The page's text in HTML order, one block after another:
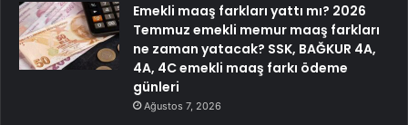
Emekli maaş farkları yattı mı? 2026
Temmuz emekli memur maaş farkları
ne zaman yatacak? SSK, BAĞKUR 4A,
4A, 4C emekli maaş farkı ödeme
günleri
Ağustos 7, 2026